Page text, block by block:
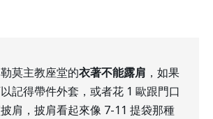
莫主教座堂的衣著不能露肩 ，如果
記得帶件外套，或者花 1 歐跟門口
肩，披肩看起來像 7-11 提袋那種